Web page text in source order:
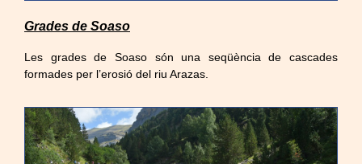
Grades de Soaso
Les grades de Soaso són una seqüència de cascades
formades per l’erosió del riu Arazas.